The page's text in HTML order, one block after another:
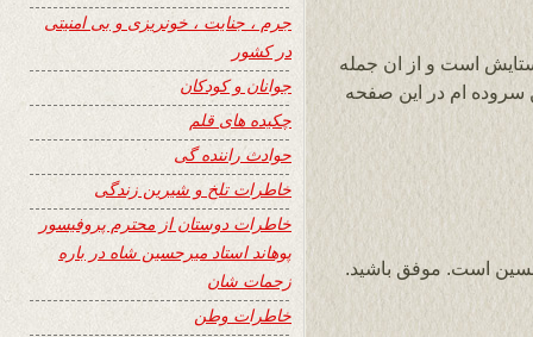
است و از ان جمله
سروده ام در این صفحه
است. موفق باشيد.
جرم ، جنایت ، خونریزی و بی امنیتی
در کشور
جوانان و کودکان
چکیده های قلم
حوادث راننده گی
خاطرات تلخ و شیرین زندگی
خاطرات دوستان از محترم پروفیسور
پوهاند استاد میرحسین شاه در باره
زحمات شان
خاطرات وطن